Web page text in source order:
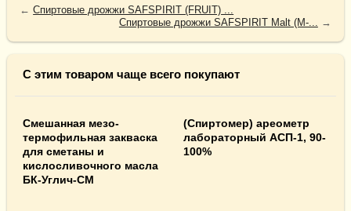
←Спиртовые дрожжи SAFSPIRIT (FRUIT) ...
Спиртовые дрожжи SAFSPIRIT Malt (M-... →
С этим товаром чаще всего покупают
Смешанная мезо-
термофильная закваска
для сметаны и
кислосливочного масла
БК-Углич-СМ
(Спиртомер) ареометр
лабораторный АСП-1, 90-
100%